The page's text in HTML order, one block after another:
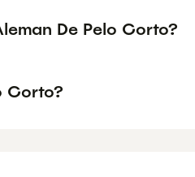
De Pelo Corto?
Corto?